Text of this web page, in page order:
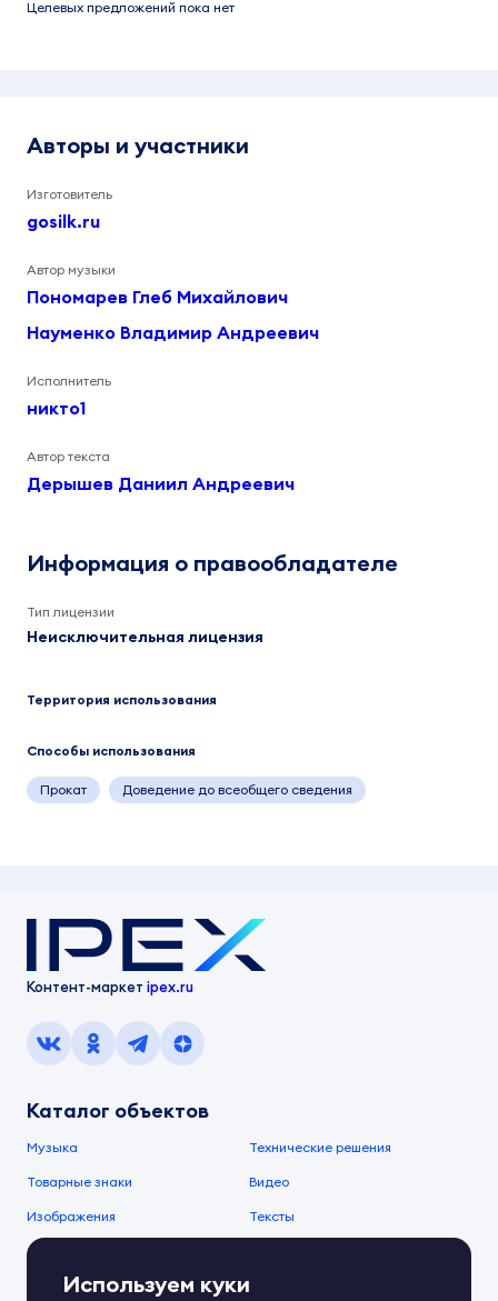
Целевых предложений пока нет
Авторы и участники
Изготовитель
gosilk.ru
Автор музыки
Пономарев Глеб Михайлович
Науменко Владимир Андреевич
Исполнитель
никто1
Автор текста
Дерышев Даниил Андреевич
Информация о правообладателе
Тип лицензии
Неисключительная лицензия
Территория использования
Способы использования
Прокат Доведение до всеобщего сведения
Контент-маркет ipex.ru
Каталог объектов
Музыка Технические решения
Товарные знаки Видео
Изображения Тексты
О компании
О сервисеИспользуем куки